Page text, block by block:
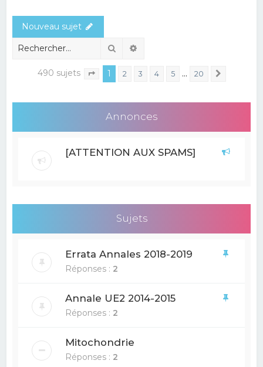
Nouveau sujet
Rechercher
490 sujets Page sur 20
1 2 3 4 5 … 20
Annonces
[ATTENTION AUX SPAMS]
Sujets
Errata Annales 2018-2019
Réponses : 2
Annale UE2 2014-2015
Réponses : 2
Mitochondrie
Réponses : 2